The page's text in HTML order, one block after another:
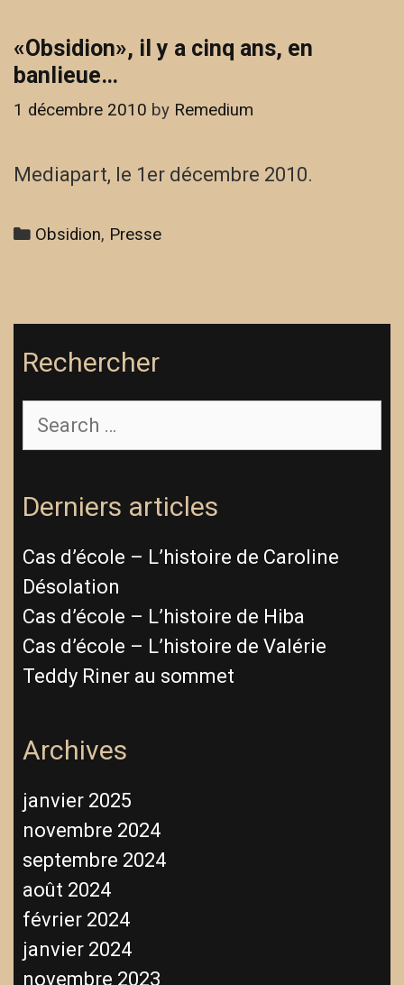
«Obsidion», il y a cinq ans, en
banlieue…
1 décembre 2010 by Remedium
Mediapart, le 1er décembre 2010.
Categories
Obsidion, Presse
Rechercher
for:
Derniers articles
Cas d’école – L’histoire de Caroline
Désolation
Cas d’école – L’histoire de Hiba
Cas d’école – L’histoire de Valérie
Teddy Riner au sommet
Archives
janvier 2025
novembre 2024
septembre 2024
août 2024
février 2024
janvier 2024
novembre 2023